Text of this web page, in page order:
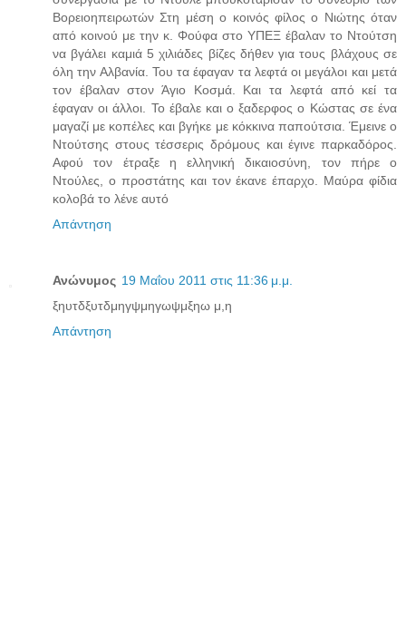
Βορειοηπειρωτών Στη μέση ο κοινός φίλος ο Νιώτης όταν
από κοινού με την κ. Φούφα στο ΥΠΕΞ έβαλαν το Ντούτση
να βγάλει καμιά 5 χιλιάδες βίζες δήθεν για τους βλάχους σε
όλη την Αλβανία. Του τα έφαγαν τα λεφτά οι μεγάλοι και μετά
τον έβαλαν στον Άγιο Κοσμά. Και τα λεφτά από κεί τα
έφαγαν οι άλλοι. Το έβαλε και ο ξαδερφος ο Κώστας σε ένα
μαγαζί με κοπέλες και βγήκε με κόκκινα παπούτσια. Έμεινε ο
Ντούτσης στους τέσσερις δρόμους και έγινε παρκαδόρος.
Αφού τον έτραξε η ελληνική δικαιοσύνη, τον πήρε ο
Ντούλες, ο προστάτης και τον έκανε έπαρχο. Μαύρα φίδια
κολοβά το λένε αυτό
Απάντηση
Ανώνυμος 19 Μαΐου 2011 στις 11:36 μ.μ.
ξηυτδξυτδμηγψμηγωψμξηω μ,η
Απάντηση